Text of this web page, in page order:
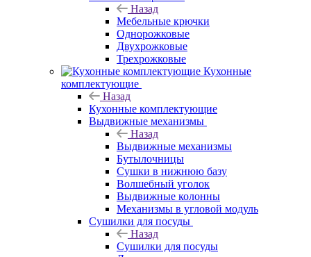
Назад
Мебельные крючки
Однорожковые
Двухрожковые
Трехрожковые
Кухонные
комплектующие
Назад
Кухонные комплектующие
Выдвижные механизмы
Назад
Выдвижные механизмы
Бутылочницы
Сушки в нижнюю базу
Волшебный уголок
Выдвижные колонны
Механизмы в угловой модуль
Сушилки для посуды
Назад
Сушилки для посуды